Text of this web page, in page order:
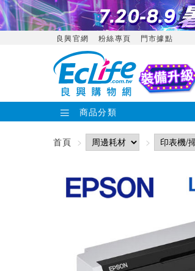
良興官網 粉絲專頁 門市據點
商品分類
首頁